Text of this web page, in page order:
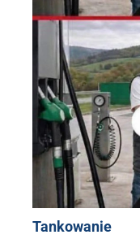
Tankowanie